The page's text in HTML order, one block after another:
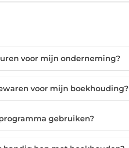
voor mijn onderneming?
voor mijn boekhouding?
gebruiken?